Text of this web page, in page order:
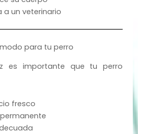
a un veterinario
para tu perro
es importante que tu perro
fresco